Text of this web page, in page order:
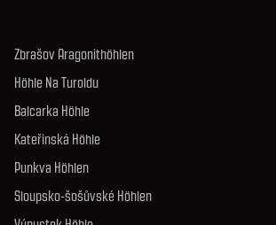
Zbrašov Aragonithöhlen
Höhle Na Turoldu
Balcarka Höhle
Kateřinská Höhle
Punkva Höhlen
Sloupsko-šošůvské Höhlen